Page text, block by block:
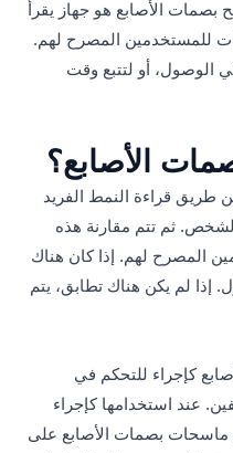
الأصابع هو جهاز يقرأ
للمستخدمين المصرح لهم.
الوصول، أو لتتبع وقت
الأصابع؟
طريق قراءة النمط الفريد
ثم تتم مقارنة هذه
المصرح لهم. إذا كان هناك
لم يكن هناك تطابق، يتم
كإجراء للتحكم في
عند استخدامها كإجراء
ماسحات بصمات الأصابع على